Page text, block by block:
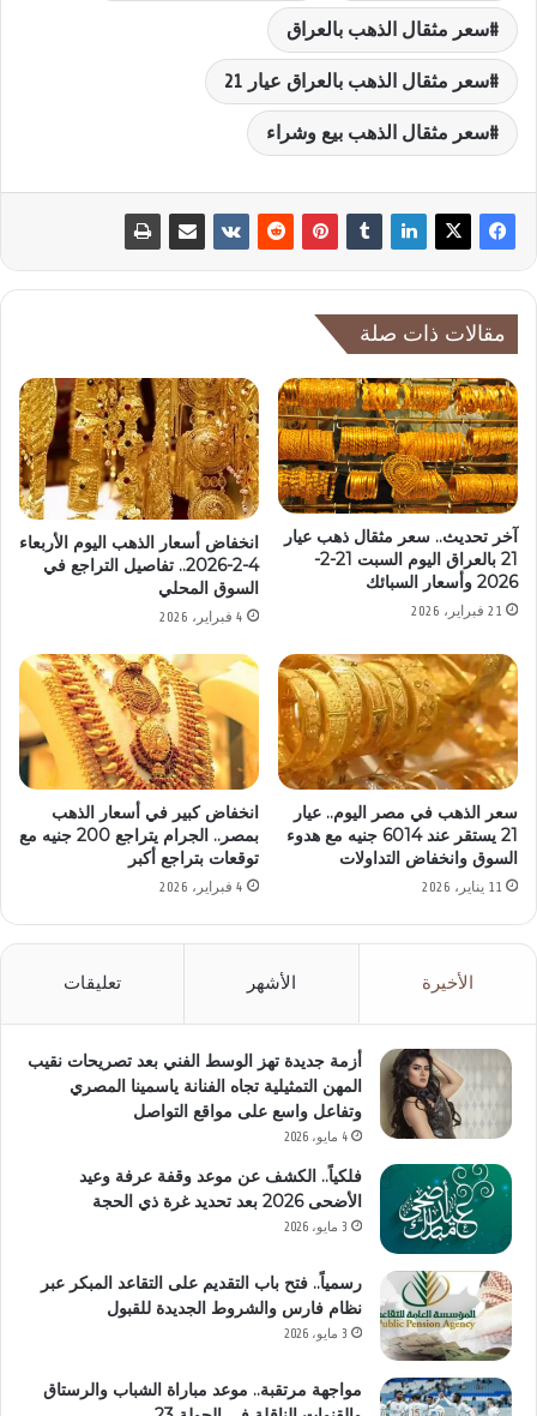
سعر مثقال الذهب بالعراق
سعر مثقال الذهب بالعراق عيار 21
سعر مثقال الذهب بيع وشراء
مقالات ذات صلة
آخر تحديث.. سعر مثقال ذهب عيار
21 بالعراق اليوم السبت 21-2-
2026 وأسعار السبائك
21 فبراير، 2026
انخفاض أسعار الذهب اليوم الأربعاء
4-2-2026.. تفاصيل التراجع في
السوق المحلي
4 فبراير، 2026
سعر الذهب في مصر اليوم.. عيار
21 يستقر عند 6014 جنيه مع هدوء
السوق وانخفاض التداولات
11 يناير، 2026
انخفاض كبير في أسعار الذهب
بمصر.. الجرام يتراجع 200 جنيه مع
توقعات بتراجع أكبر
4 فبراير، 2026
الأخيرة الأشهر تعليقات
أزمة جديدة تهز الوسط الفني بعد تصريحات نقيب
المهن التمثيلية تجاه الفنانة ياسمينا المصري
وتفاعل واسع على مواقع التواصل
4 مايو، 2026
فلكياً.. الكشف عن موعد وقفة عرفة وعيد
الأضحى 2026 بعد تحديد غرة ذي الحجة
3 مايو، 2026
رسمياً.. فتح باب التقديم على التقاعد المبكر عبر
نظام فارس والشروط الجديدة للقبول
3 مايو، 2026
مواجهة مرتقبة.. موعد مباراة الشباب والرستاق